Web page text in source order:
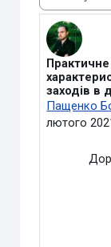
заходів в
Пащенко
лютого
Кількість